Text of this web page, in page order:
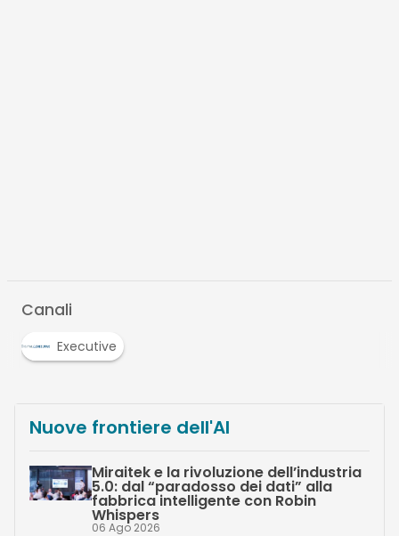
Canali
Executive
Nuove frontiere dell'AI
Miraitek e la rivoluzione dell’industria
5.0: dal “paradosso dei dati” alla
fabbrica intelligente con Robin
Whispers
06 Ago 2026